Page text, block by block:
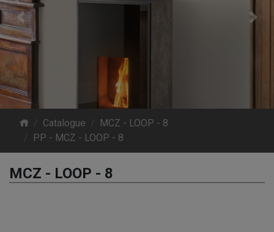
Previous Next
Catalogue
MCZ - LOOP - 8
PP - MCZ - LOOP - 8
MCZ - LOOP - 8